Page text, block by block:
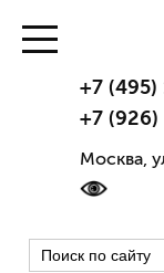
+7 (495)
+7 (926)
Москва,